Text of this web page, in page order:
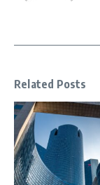
Related Posts